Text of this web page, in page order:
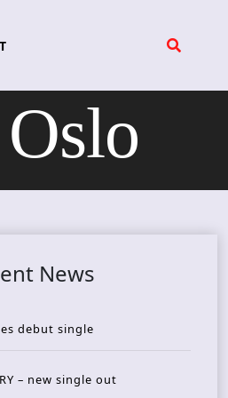
News
debut single
– new single out